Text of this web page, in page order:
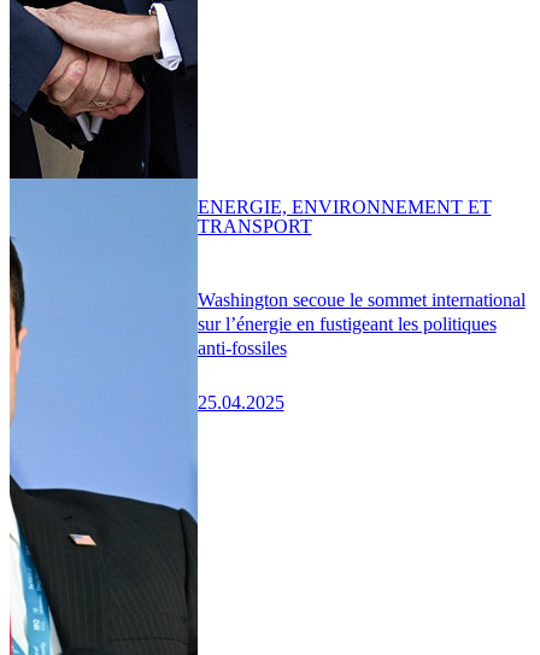
Washington secoue le sommet international
sur l’énergie en fustigeant les politiques
anti-fossiles
25.04.2025
ENERGIE, ENVIRONNEMENT ET
TRANSPORT